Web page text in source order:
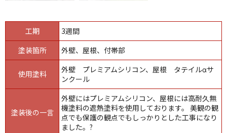
工期
3週間
塗装箇所
外壁、屋根、付帯部
使用塗料
外壁 プレミアムシリコン、屋根 タテイルαサ
ンクール
塗装後の一言
外壁にはプレミアムシリコン、屋根には高耐久無
機塗料の遮熱塗料を使用しております。 美観の観
点でも保護の観点でもしっかりとした工事になり
ました。?